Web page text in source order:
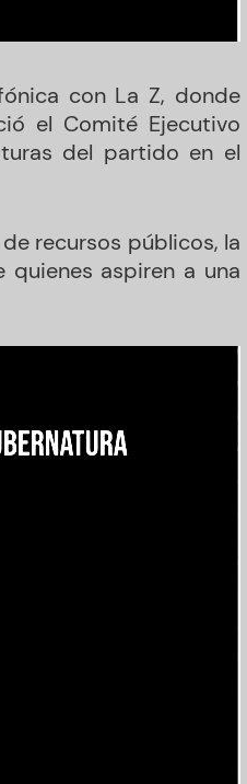
con La Z, donde
el Comité Ejecutivo
del partido en el
recursos públicos, la
aspiren a una